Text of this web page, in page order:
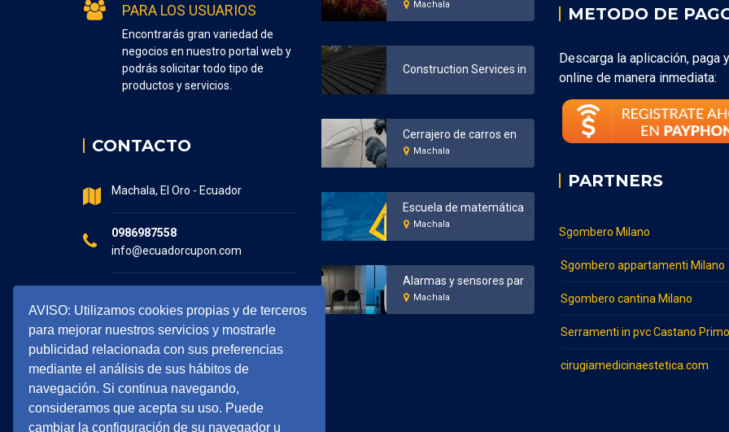
AVISO: Utilizamos cookies propias y de terceros
para mejorar nuestros servicios y mostrarle
publicidad relacionada con sus preferencias
mediante el análisis de sus hábitos de
navegación. Si continua navegando,
consideramos que acepta su uso. Puede
cambiar la configuración de su navegador u
PARA LOS USUARIOS
Encontrarás gran variedad de
negocios en nuestro portal web y
podrás solicitar todo tipo de
productos y servicios.
CONTACTO
Machala, El Oro - Ecuador
0986987558
info@ecuadorcupon.com
7:30 - 17:00
Machala
Machala
Machala
Alarmas y sensores para el hogar y negocios en Machala
Machala
METODO DE
Descarga la aplicación, paga
online de manera inmediata:
PARTNERS
Sgombero Milano
Sgombero appartamenti Milano
Sgombero cantina Milano
Serramenti in pvc Castano Primo
cirugiamedicinaestetica.com